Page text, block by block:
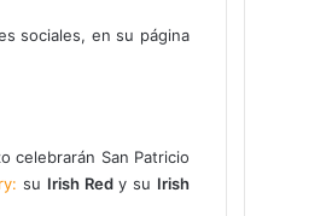
sociales, en su página
celebrarán San Patricio
su Irish Redy su Irish